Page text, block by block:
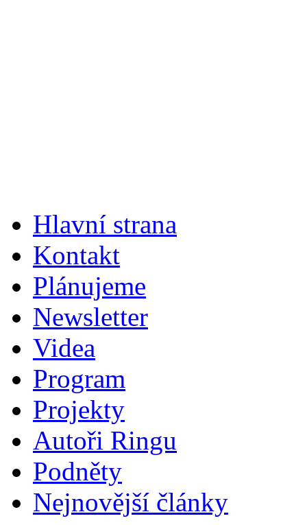
Hlavní strana
Kontakt
Plánujeme
Newsletter
Videa
Program
Projekty
Autoři Ringu
Podněty
Nejnovější články